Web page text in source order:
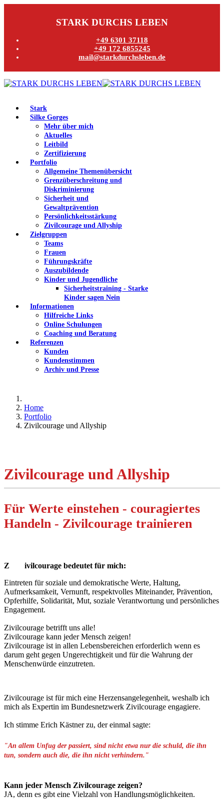
STARK DURCHS LEBEN
+49 6301 37118
+49 172 6855245
mail@starkdurchsleben.de
Stark
Silke Gorges
Mehr über mich
Aktuelles
Leitbild
Zertifizierung
Portfolio
Allgemeine Themenübersicht
Grenzüberschreitung und
Diskriminierung
Sicherheit und
Gewaltprävention
Persönlichkeitsstärkung
Zivilcourage und Allyship
Zielgruppen
Teams
Frauen
Führungskräfte
Auszubildende
Kinder und Jugendliche
Sicherheitstraining - Starke
Kinder sagen Nein
Informationen
Hilfreiche Links
Online Schulungen
Coaching und Beratung
Referenzen
Kunden
Kundenstimmen
Archiv und Presse
Home
Portfolio
Zivilcourage und Allyship
Zivilcourage und Allyship
Für Werte einstehen - couragiertes
Handeln - Zivilcourage trainieren
Z
ivilcourage bedeutet für mich:
Eintreten für soziale und demokratische Werte, Haltung,
Aufmerksamkeit, Vernunft, respektvolles Miteinander, Prävention,
Opferhilfe, Solidarität, Mut, soziale Verantwortung und persönliches
Engagement.
Zivilcourage betrifft uns alle!
Zivilcourage kann jeder Mensch zeigen!
Zivilcourage ist in allen Lebensbereichen erforderlich wenn es
darum geht gegen Ungerechtigkeit und für die Wahrung der
Menschenwürde einzutreten.
Zivilcourage ist für mich eine Herzensangelegenheit, weshalb ich
mich als Expertin im Bundesnetzwerk Zivilcourage engagiere.
Ich stimme Erich Kästner zu, der einmal sagte:
"An allem Unfug der passiert, sind nicht etwa nur die schuld, die ihn
tun, sondern auch die, die ihn nicht verhindern."
Kann jeder Mensch Zivilcourage zeigen?
JA, denn es gibt eine Vielzahl von Handlungsmöglichkeiten.